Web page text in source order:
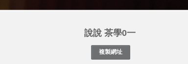
說說 茶學0一